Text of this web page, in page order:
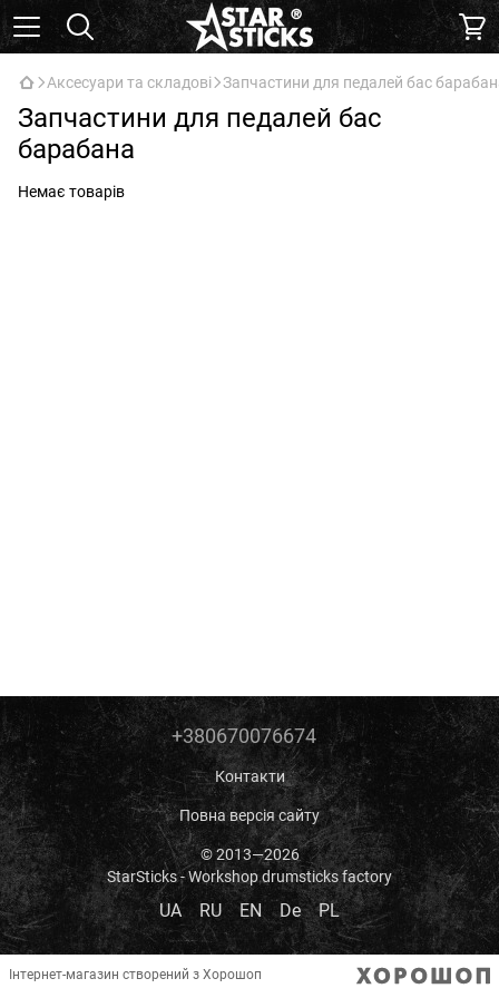
Аксесуари та складові Запчастини для педалей бас
Запчастини для педалей бас
барабана
Немає товарів
+380670076674
Контакти
Повна версія сайту
© 2013—2026
StarSticks - Workshop drumsticks factory
UA RU EN De PL
Інтернет-магазин створений з Хорошоп